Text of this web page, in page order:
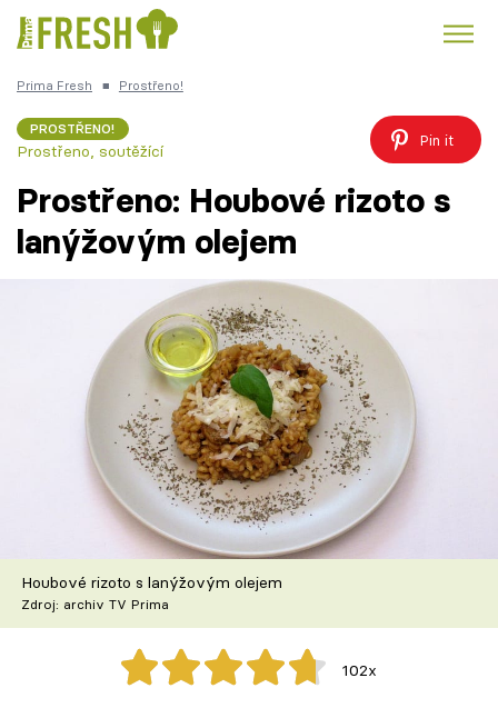
Česká kuchyně
Recepty
Články
TV Program
Škola vaření
Recepty z TV
Speciál: Cuketa
Těhotnej kuchař
Prima Fresh ■ Prostřeno!
PROSTŘENO!
Prostřeno, soutěžící
Pin it
Prostřeno: Houbové rizoto s
lanýžovým olejem
Houbové rizoto s lanýžovým olejem
Zdroj: archiv TV Prima
102x